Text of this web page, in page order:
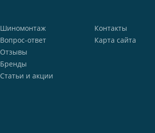
Шиномонтаж
Вопрос-ответ
Отзывы
Бренды
Статьи и акции
Контакты
Карта сайта